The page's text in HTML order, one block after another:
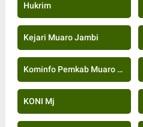
Hukrim
Kejari Muaro Jambi
Kominfo Pemkab Muaro Jambi
KONI Mj